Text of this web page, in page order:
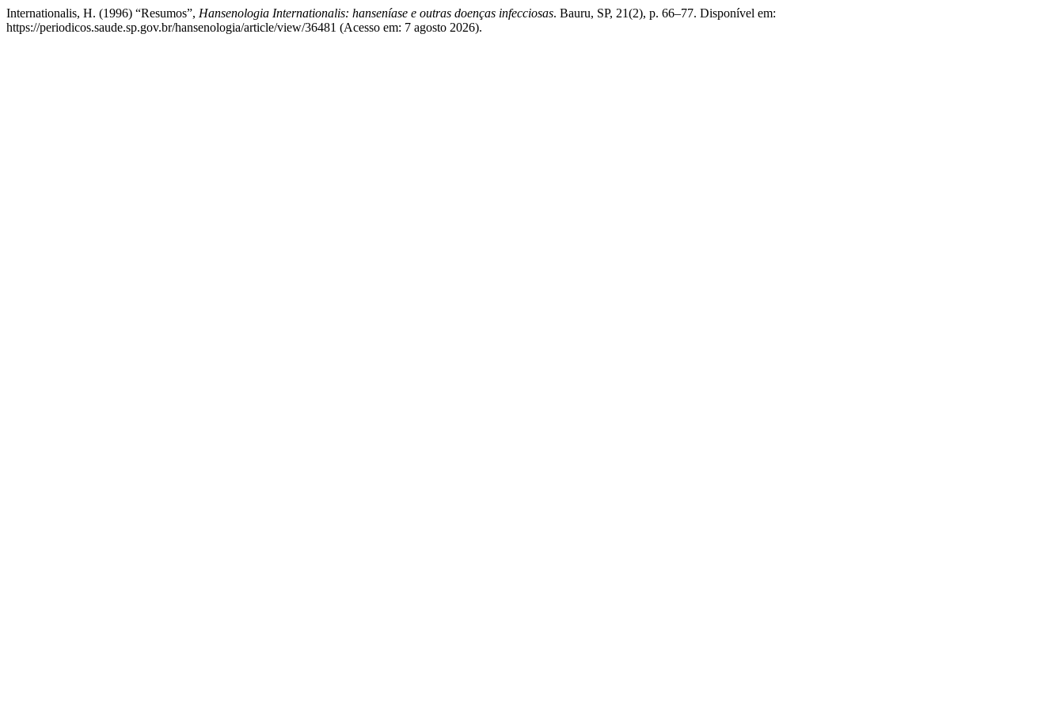
Internationalis, H. (1996) “Resumos”, Hansenologia Internationalis: hanseníase e outras doenças infecciosas. Bauru, SP, 21(2), p. 66–77. Disponível em:
https://periodicos.saude.sp.gov.br/hansenologia/article/view/36481 (Acesso em: 7 agosto 2026).